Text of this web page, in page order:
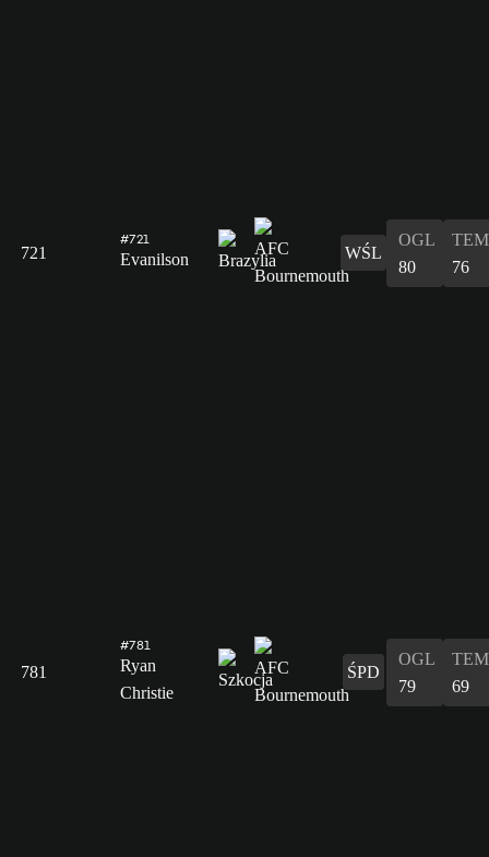
721
#721
Evanilson WŚL
OGL
80
TEM
76
781
#781
Ryan
Christie
ŚPD
OGL
79
TEM
69